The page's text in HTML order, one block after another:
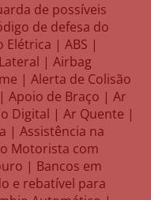
de possíveis
de defesa do
Elétrica | ABS |
| Airbag
| Alerta de Colisão
Apoio de Braço | Ar
Digital | Ar Quente |
| Assistência na
Motorista com
| Bancos em
e rebatível para